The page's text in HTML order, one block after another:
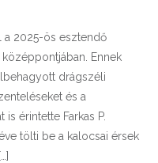
2025-ös esztendő
középpontjában. Ennek
drágszéli
és a
érintette Farkas P.
tölti be a kalocsai érsek